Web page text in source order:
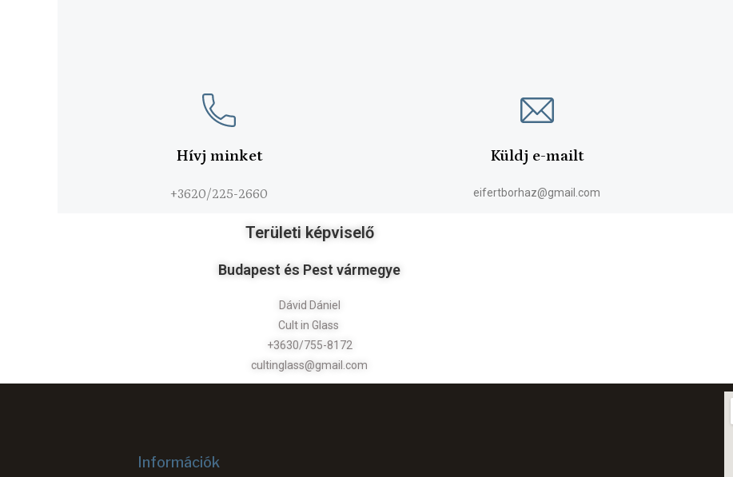
Hívj minket
+3620/225-2660
Küldj e-mailt
eifertborhaz@gmail.com
Területi képviselő
Budapest és Pest vármegye
Dávid Dániel
Cult in Glass
+3630/755-8172
cultinglass@gmail.com
Információk